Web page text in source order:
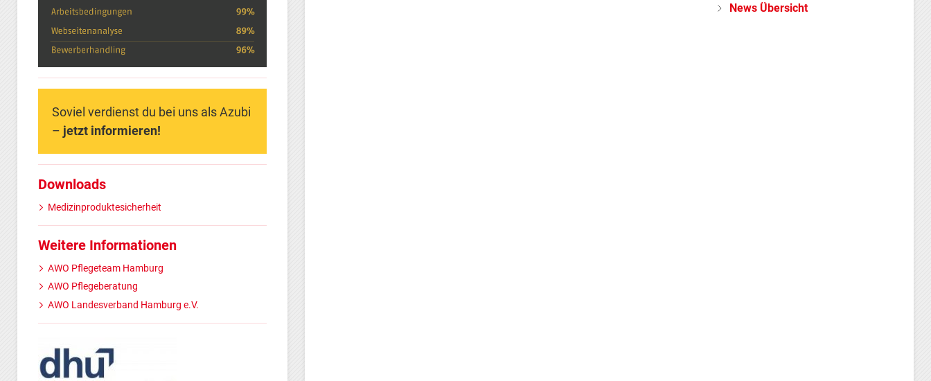
News Übersicht
Soviel verdienst du bei uns als Azubi
– jetzt informieren!
Downloads
Medizinproduktesicherheit
Weitere Informationen
AWO Pflegeteam Hamburg
AWO Pflegeberatung
AWO Landesverband Hamburg e.V.